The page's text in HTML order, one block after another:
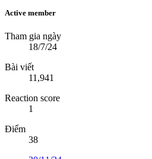
Active member
Tham gia ngày
18/7/24
Bài viết
11,941
Reaction score
1
Điểm
38